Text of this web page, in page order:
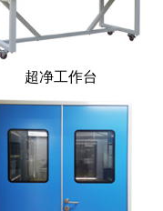
超净工作台